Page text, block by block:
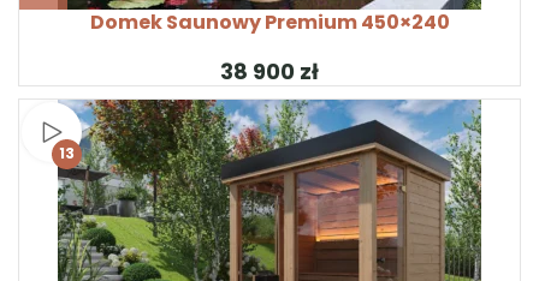
Domek Saunowy Premium 450×240
zł
Obejrzyj wideo
13